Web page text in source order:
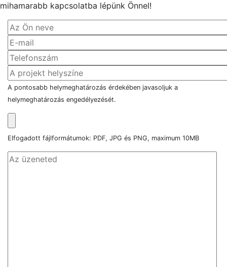
mihamarabb kapcsolatba lépünk Önnel!
A pontosabb helymeghatározás érdekében javasoljuk a
helymeghatározás engedélyezését.
Elfogadott fájlformátumok: PDF, JPG és PNG, maximum 10MB